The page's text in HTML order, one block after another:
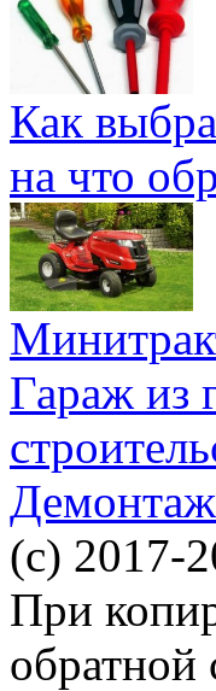
Как
на что
Гараж из
Демонтаж
(c) 2017-
При
обратной